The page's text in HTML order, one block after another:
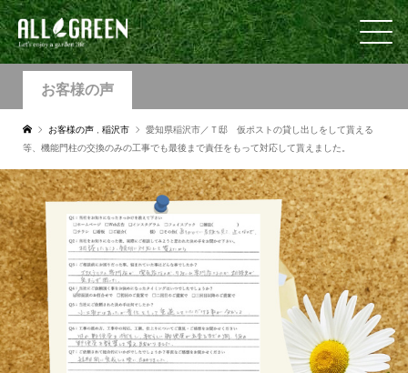
お客様の声
お客様の声 稲沢市
愛知県稲沢市／Ｔ邸 仮ポストの貸し出しをして貰える
等、機能門柱の交換のみの工事でも最後まで責任をもって対応して貰えました。